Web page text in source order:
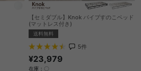
【セミダブル】Knok パイプすのこベッド
(マットレス付き)
送料無料
5件
¥23,979
在庫：〇